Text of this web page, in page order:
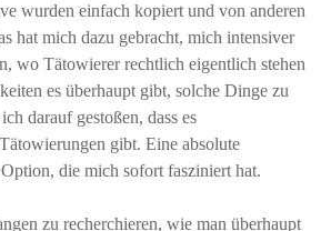
wurden einfach kopiert und von anderen
hat mich dazu gebracht, mich intensiver
wo Tätowierer rechtlich eigentlich stehen
es überhaupt gibt, solche Dinge zu
darauf gestoßen, dass es
gibt. Eine absolute
die mich sofort fasziniert hat.
zu recherchieren, wie man überhaupt